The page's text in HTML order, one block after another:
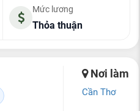
Mức lương
Thỏa thuận
Nơi làm
Cần Thơ